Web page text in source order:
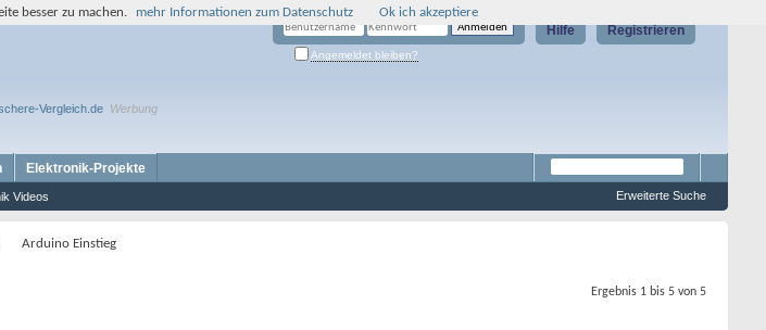
Registrieren
Hilfe
Angemeldet bleiben?
Werbung
Videos
Elektronik-Projekte
Erweiterte Suche
Arduino Einstieg
Ergebnis 1 bis 5 von 5
besser zu machen. mehr Informationen zum Datenschutz Ok ich akzeptiere